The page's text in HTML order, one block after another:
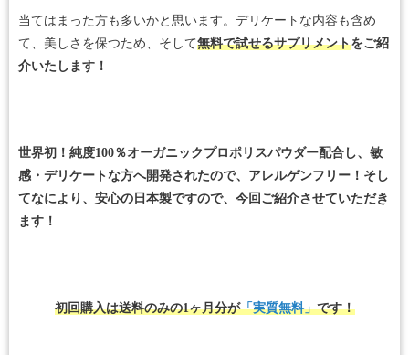
当てはまった方も多いかと思います。デリケートな内容も含め
て、美しさを保つため、そして無料で試せるサプリメントをご紹
介いたします！
世界初！純度100％オーガニックプロポリスパウダー配合し、敏
感・デリケートな方へ開発されたので、アレルゲンフリー！そし
てなにより、安心の日本製ですので、今回ご紹介させていただき
ます！
初回購入は送料のみの1ヶ月分が「実質無料」です！